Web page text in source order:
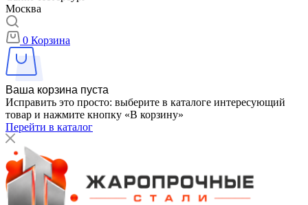
Москва
0 Корзина
Ваша корзина пуста
Исправить это просто: выберите в каталоге интересующий
товар и нажмите кнопку «В корзину»
Перейти в каталог